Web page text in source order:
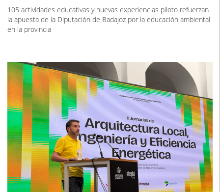
105 actividades educativas y nuevas experiencias piloto refuerzan
la apuesta de la Diputación de Badajoz por la educación ambiental
en la provincia